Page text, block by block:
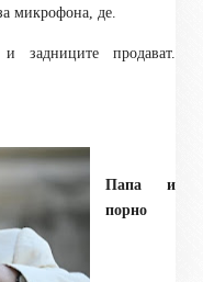
микрофона, де.
задниците продават.
Папа и
порно